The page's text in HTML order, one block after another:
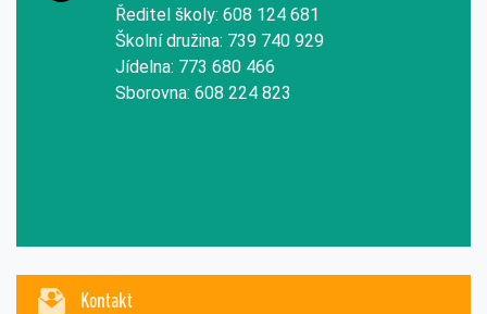
Ředitel školy: 608 124 681
Školní družina: 739 740 929
Jídelna: 773 680 466
Sborovna: 608 224 823
Kontakt